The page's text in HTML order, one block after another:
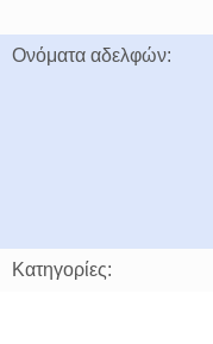
Ονόματα αδελφών:
Κατηγορίες: